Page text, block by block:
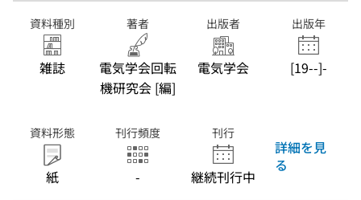
資料種別
雑誌
著者
電気学会回転
機研究会 [編]
出版者
電気学会
出版年
[19--]-
資料形態
紙
刊行頻度
-
刊行
継続刊行中
詳細を見
る